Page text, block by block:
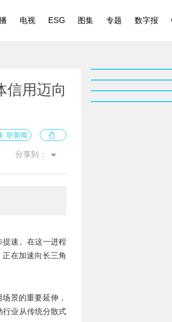
电视 ESG 图集 专题 数字报
信用迈向
听新闻
分享到：
提速。在这一进程
在加速向长三角
景的重要延伸，
行业从传统分散式